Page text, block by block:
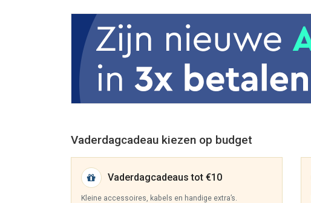
Vaderdagcadeau kiezen op budget
Vaderdagcadeaus tot €10
Kleine accessoires, kabels en handige extra’s.